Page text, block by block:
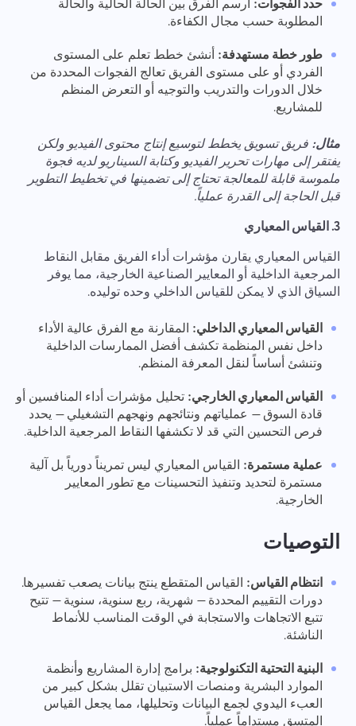
حدد الفجوات: ارسم الفرق بين الحالة الحالية والحالة
المطلوبة حسب مجال الكفاءة.
طور خطة مستهدفة: أنشئ خطط تعلم على المستوى
الفردي أو على مستوى الفريق تعالج الفجوات المحددة من
خلال الدورات والتدريب والتوجيه أو التعرض المنظم
للمشاريع.
مثال: فريق تسويق يخطط لتوسيع إنتاج محتوى الفيديو ولكن
يفتقر إلى مهارات تحرير الفيديو وكتابة السيناريو لديه فجوة
ملموسة قابلة للمعالجة تحتاج إلى تضمينها في تخطيط التطوير
قبل الحاجة إلى القدرة عملياً.
3. القياس المعياري
القياس المعياري يقارن مؤشرات أداء الفريق مقابل النقاط
المرجعية الداخلية أو المعايير الصناعية الخارجية، مما يوفر
السياق الذي لا يمكن للقياس الداخلي وحده توليده.
القياس المعياري الداخلي: المقارنة مع الفرق عالية الأداء
داخل نفس المنظمة تكشف أفضل الممارسات الداخلية
وتنشئ أساساً لنقل المعرفة المنظم.
القياس المعياري الخارجي: تحليل مؤشرات أداء المنافسين أو
قادة السوق — عملياتهم ونتائجهم ونهجهم التشغيلي — يحدد
فرص التحسين التي قد لا تكشفها النقاط المرجعية الداخلية.
عملية مستمرة: القياس المعياري ليس تمريناً دورياً بل آلية
مستمرة لتحديد وتنفيذ التحسينات مع تطور المعايير
الخارجية.
التوصيات
انتظام القياس: القياس المتقطع ينتج بيانات يصعب تفسيرها.
دورات التقييم المحددة — شهرية، ربع سنوية، سنوية — تتيح
تتبع الاتجاهات والاستجابة في الوقت المناسب للأنماط
الناشئة.
البنية التحتية التكنولوجية: برامج إدارة المشاريع وأنظمة
الموارد البشرية ومنصات الاستبيان تقلل بشكل كبير من
العبء اليدوي لجمع البيانات وتحليلها، مما يجعل القياس
المتسق مستداماً عملياً.
الشخصية وفقًا للوثيقة التالية:سياسة الخصوصية.